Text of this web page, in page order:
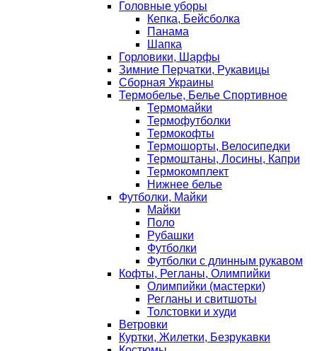
Головные уборы
Кепка, Бейсболка
Панама
Шапка
Горловики, Шарфы
Зимние Перчатки, Рукавицы
Сборная Украины
Термобелье, Белье Спортивное
Термомайки
Термофутболки
Термокофты
Термошорты, Велосипедки
Термоштаны, Лосины, Капри
Термокомплект
Нижнее белье
Футболки, Майки
Майки
Поло
Рубашки
Футболки
Футболки с длинным рукавом
Кофты, Регланы, Олимпийки
Олимпийки (мастерки)
Регланы и свитшоты
Толстовки и худи
Ветровки
Куртки, Жилетки, Безрукавки